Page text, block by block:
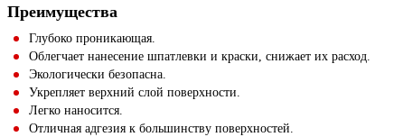
Преимущества
Глубоко проникающая.
Облегчает нанесение шпатлевки и краски, снижает их расход.
Экологически безопасна.
Укрепляет верхний слой поверхности.
Легко наносится.
Отличная адгезия к большинству поверхностей.